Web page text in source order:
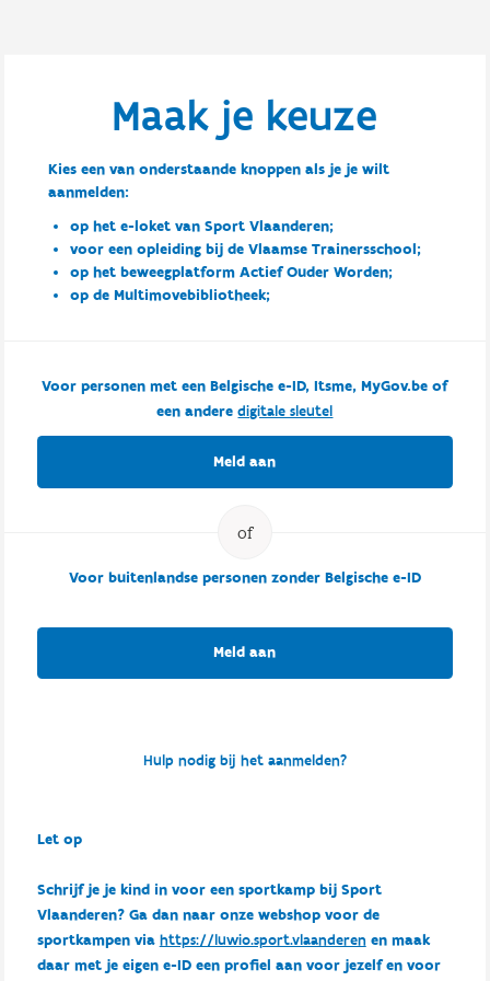
Maak je keuze
Kies een van onderstaande knoppen als je je wilt
aanmelden:
op het e-loket van Sport Vlaanderen;
voor een opleiding bij de Vlaamse Trainersschool;
op het beweegplatform Actief Ouder Worden;
op de Multimovebibliotheek;
Voor personen met een Belgische e-ID, Itsme, MyGov.be of
een anderedigitale sleutel
Meld aan
Voor buitenlandse personen zonder Belgische e-ID
Meld aan
Hulp nodig bij het aanmelden?
Let op
Schrijf je je kind in voor een sportkamp bij Sport
Vlaanderen? Ga dan naar onze webshop voor de
sportkampen via https://luwio.sport.vlaanderenen maak
daar met je eigen e-ID een profiel aan voor jezelf en voor